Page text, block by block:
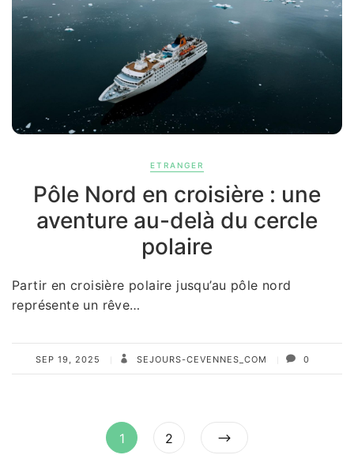
ETRANGER
Pôle Nord en croisière : une
aventure au-delà du cercle
polaire
Partir en croisière polaire jusqu’au pôle nord
représente un rêve…
SEP 19, 2025 SEJOURS-CEVENNES_COM 0
Pagination
Page
1 Page
2